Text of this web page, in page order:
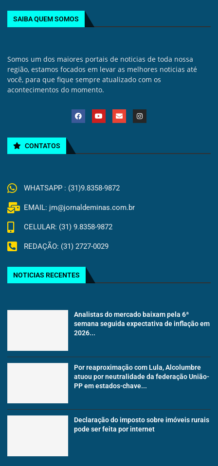
SAIBA QUEM SOMOS
Somos um dos maiores portais de noticias de toda nossa
região, estamos focados em levar as melhores noticias até
você, para que fique sempre atualizado com os
acontecimentos do momento.
CONTATOS
WHATSAPP : (31)9.8358-9872
EMAIL: jm@jornaldeminas.com.br
CELULAR: (31) 9.8358-9872
REDAÇÃO: (31) 2727-0029
NOTICIAS RECENTES
Analistas do mercado baixam pela 6ª
semana seguida expectativa de inflação em
2026...
Por reaproximação com Lula, Alcolumbre
atuou por neutralidade da federação União-
PP em estados-chave...
Declaração do imposto sobre imóveis rurais
pode ser feita por internet